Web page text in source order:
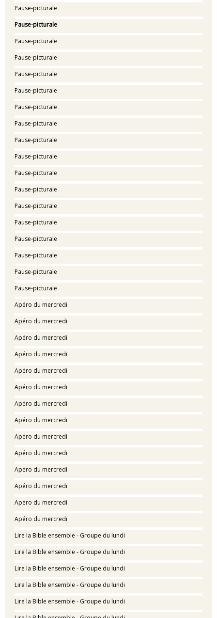
Pause-picturale
Pause-picturale
Pause-picturale
Pause-picturale
Pause-picturale
Pause-picturale
Pause-picturale
Pause-picturale
Pause-picturale
Pause-picturale
Pause-picturale
Pause-picturale
Pause-picturale
Pause-picturale
Pause-picturale
Pause-picturale
Pause-picturale
Pause-picturale
Apéro du mercredi
Apéro du mercredi
Apéro du mercredi
Apéro du mercredi
Apéro du mercredi
Apéro du mercredi
Apéro du mercredi
Apéro du mercredi
Apéro du mercredi
Apéro du mercredi
Apéro du mercredi
Apéro du mercredi
Apéro du mercredi
Apéro du mercredi
Lire la Bible ensemble - Groupe du lundi
Lire la Bible ensemble - Groupe du lundi
Lire la Bible ensemble - Groupe du lundi
Lire la Bible ensemble - Groupe du lundi
Lire la Bible ensemble - Groupe du lundi